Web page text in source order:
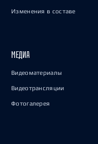
Изменения в составе
МЕДИА
Видеоматериалы
Видеотрансляции
Фотогалерея